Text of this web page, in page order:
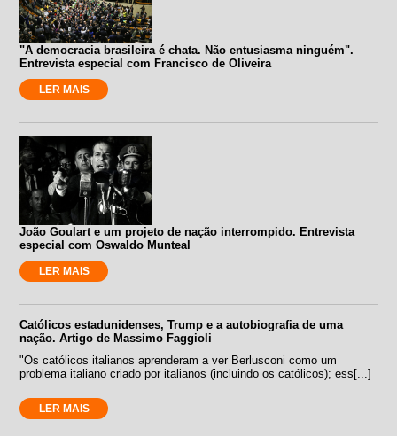
"A democracia brasileira é chata. Não entusiasma ninguém".
Entrevista especial com Francisco de Oliveira
LER MAIS
João Goulart e um projeto de nação interrompido. Entrevista
especial com Oswaldo Munteal
LER MAIS
Católicos estadunidenses, Trump e a autobiografia de uma
nação. Artigo de Massimo Faggioli
"Os católicos italianos aprenderam a ver Berlusconi como um
problema italiano criado por italianos (incluindo os católicos); ess[...]
LER MAIS